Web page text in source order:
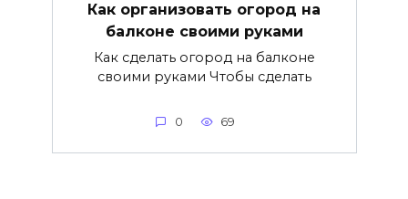
Как организовать огород на
балконе своими руками
Как сделать огород на балконе
своими руками Чтобы сделать
0 69